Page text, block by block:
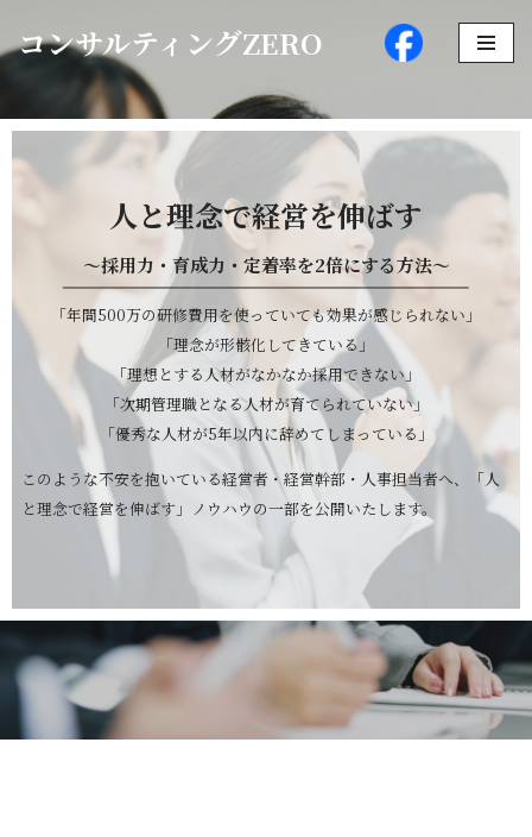
テ
ン
プ
コンサルティングZERO
人と理念で経営を伸ばす
～採用力・育成力・定着率を2倍にする方法～
「年間500万の研修費用を使っていても効果が感じられない」
「理念が形骸化してきている」
「理想とする人材がなかなか採用できない」
「次期管理職となる人材が育てられていない」
「優秀な人材が5年以内に辞めてしまっている」
このような不安を抱いている経営者・経営幹部・人事担当者へ、
「人
と理念で経営を伸ばす」ノウハウの一部を公開いたします。